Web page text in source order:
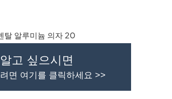
고 싶으시면
면 여기를 클릭하세요 >>